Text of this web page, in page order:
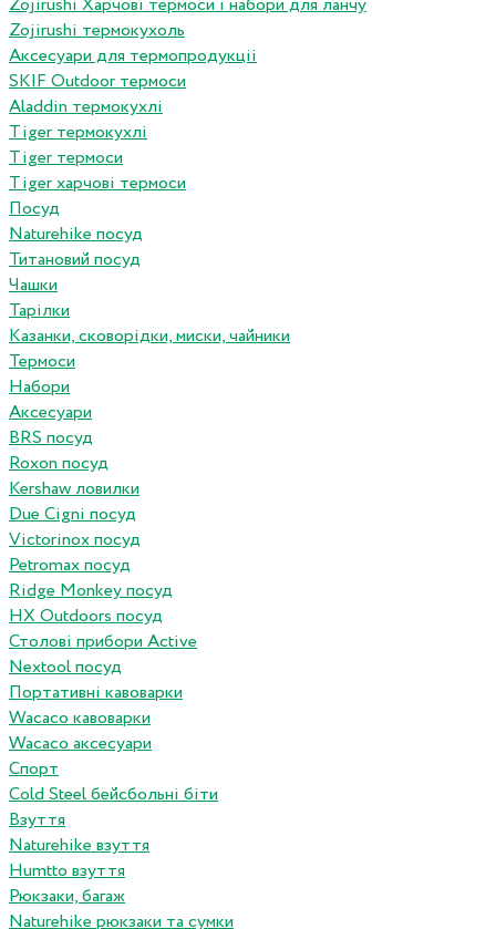
Zojirushi Харчові термоси і набори для ланчу
Zojirushi термокухоль
Аксесуари для термопродукціі
SKIF Outdoor термоси
Aladdin термокухлі
Tiger термокухлі
Tiger термоси
Tiger харчові термоси
Посуд
Naturehike посуд
Титановий посуд
Чашки
Тарілки
Казанки, сковорідки, миски, чайники
Термоси
Набори
Аксесуари
BRS посуд
Roxon посуд
Kershaw ловилки
Due Cigni посуд
Victorinox посуд
Petromax посуд
Ridge Monkey посуд
HX Outdoors посуд
Столові прибори Active
Nextool посуд
Портативні кавоварки
Wacaco кавоварки
Wacaco аксесуари
Спорт
Cold Steel бейсбольні біти
Взуття
Naturehike взуття
Humtto взуття
Рюкзаки, багаж
Naturehike рюкзаки та сумки